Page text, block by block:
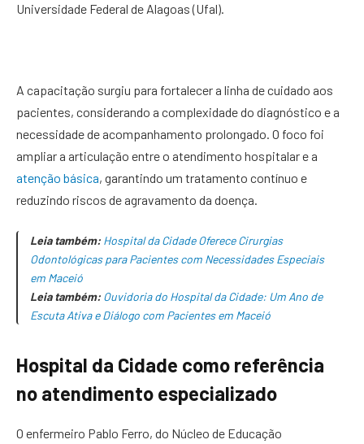
Universidade Federal de Alagoas (Ufal).
A capacitação surgiu para fortalecer a linha de cuidado aos
pacientes, considerando a complexidade do diagnóstico e a
necessidade de acompanhamento prolongado. O foco foi
ampliar a articulação entre o atendimento hospitalar e a
atenção básica, garantindo um tratamento contínuo e
reduzindo riscos de agravamento da doença.
Leia também: Hospital da Cidade Oferece Cirurgias
Odontológicas para Pacientes com Necessidades Especiais
em Maceió
Leia também: Ouvidoria do Hospital da Cidade: Um Ano de
Escuta Ativa e Diálogo com Pacientes em Maceió
Hospital da Cidade como referência
no atendimento especializado
O enfermeiro Pablo Ferro, do Núcleo de Educação